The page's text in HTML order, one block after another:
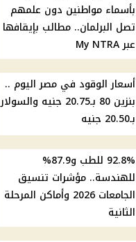
بأسماء مواطنين دون علمهم
تصل البرلمان.. مطالب بإيقافها
عبر My NTRA
أسعار الوقود في مصر اليوم ..
بنزين 80 بـ20.75 جنيه والسولار
بـ20.50 جنيه
92.8% للطب و87.9%
للهندسة.. مؤشرات تنسيق
الجامعات 2026 وأماكن المرحلة
الثانية